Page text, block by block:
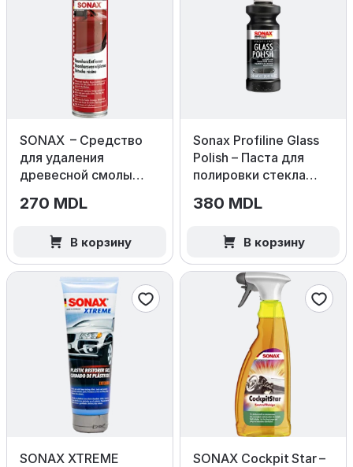
SONAX – Средство
для удаления
древесной смолы
270 MDL
В корзину
Sonax Profiline Glass
Polish – Паста для
полировки стекла
380 MDL
В корзину
SONAX XTREME
SONAX Cockpit Star –